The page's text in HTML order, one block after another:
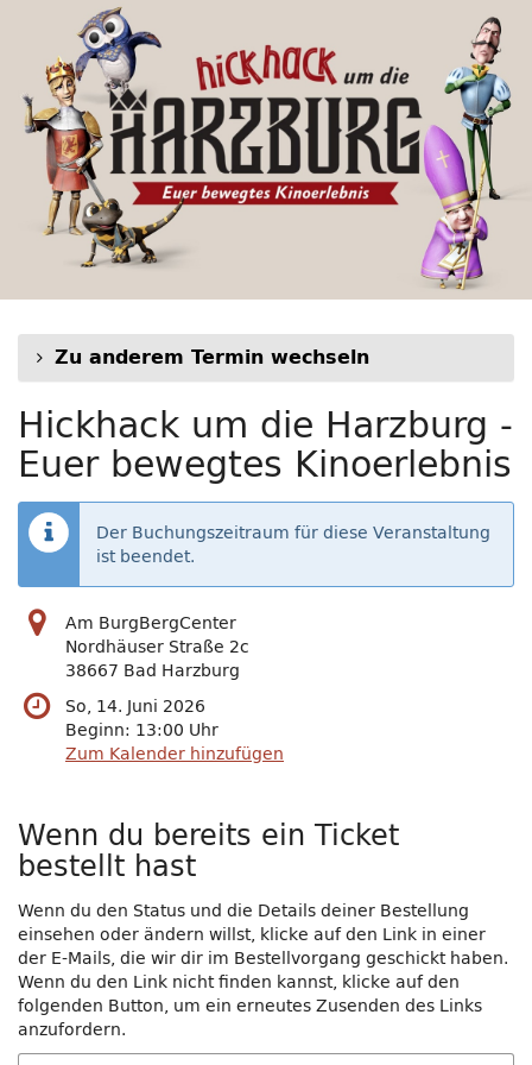
Inhalt
springen
Hickhack
um
die
Harzburg
Euer
bewegtes
Kinoerlebnis
Zu anderem Termin wechseln
Hickhack um die Harzburg -
Euer bewegtes Kinoerlebnis
Der Buchungszeitraum für diese Veranstaltung
ist beendet.
Am BurgBergCenter
Nordhäuser Straße 2c
38667 Bad Harzburg
So, 14. Juni 2026
Beginn: 13:00 Uhr
Zum Kalender hinzufügen
Wenn du bereits ein Ticket
bestellt hast
Wenn du den Status und die Details deiner Bestellung
einsehen oder ändern willst, klicke auf den Link in einer
der E-Mails, die wir dir im Bestellvorgang geschickt haben.
Wenn du den Link nicht finden kannst, klicke auf den
folgenden Button, um ein erneutes Zusenden des Links
anzufordern.